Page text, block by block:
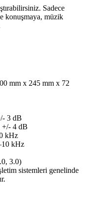
Sadece
konuşmaya, müzik
mm x 245 mm x 72
3 dB
+/- 4 dB
kHz
kHz
3.0)
sistemleri genelinde